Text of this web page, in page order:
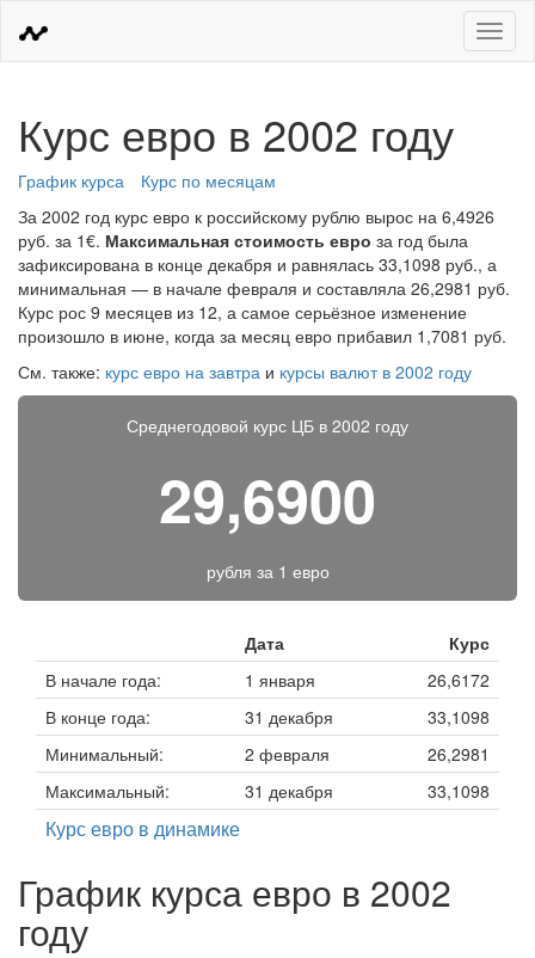
Меню
Курс евро в 2002 году
График курса
Курс по месяцам
За 2002 год курс евро к российскому рублю вырос на 6,4926
руб. за 1€. Максимальная стоимость евро за год была
зафиксирована в конце декабря и равнялась 33,1098 руб., а
минимальная — в начале февраля и составляла 26,2981 руб.
Курс рос 9 месяцев из 12, а самое серьёзное изменение
произошло в июне, когда за месяц евро прибавил 1,7081 руб.
См. также: курс евро на завтра и курсы валют в 2002 году
Среднегодовой курс ЦБ в 2002 году
29,6900
рубля за 1 евро
Дата
Курс
В начале года:
1 января
26,6172
В конце года:
31 декабря
33,1098
Минимальный:
2 февраля
26,2981
Максимальный:
31 декабря 33,1098
Курс евро в динамике
График курса евро в 2002
году